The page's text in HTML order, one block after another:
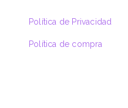
Política de Privacidad
Política de compra